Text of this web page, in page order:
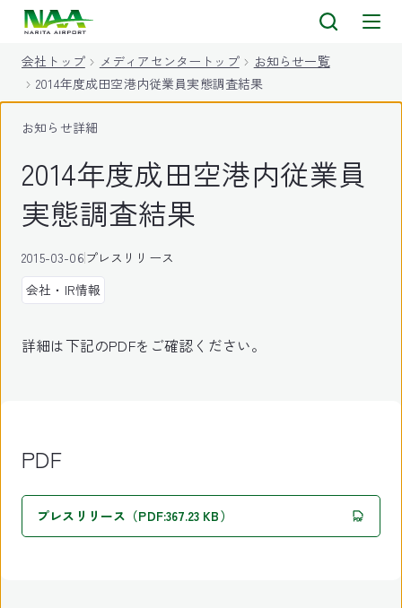
会社トップ メディアセンタートップ
お知らせ一覧
2014年度成田空港内従業員実態調査結果
お知らせ詳細
2014年度成田空港内従業員
実態調査結果
2015-03-06プレスリリース
会社・IR情報
詳細は下記のPDFをご確認ください。
PDF
プレスリリース（PDF:367.23 KB）